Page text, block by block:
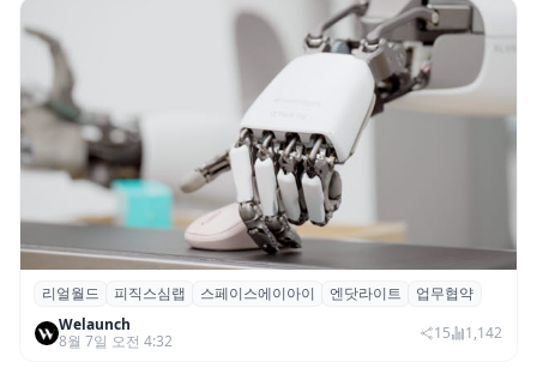
리얼월드, 로봇테크 스타트업 3곳과 손잡고
휴머노이드 표준 만든다
리얼월드 피직스심랩 스페이스에이아이 엔닷라이트
업무협약
Welaunch
8월 7일 오전 4:32
15 1,142